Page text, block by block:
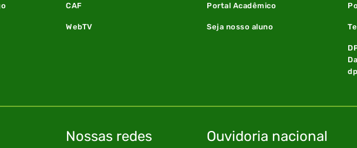
CAF
WebTV
Portal Acadêmico
Seja nosso aluno
Nossas redes Ouvidoria nacional